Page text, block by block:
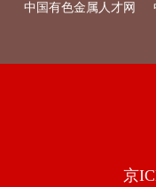
中国有色金属人才网
京